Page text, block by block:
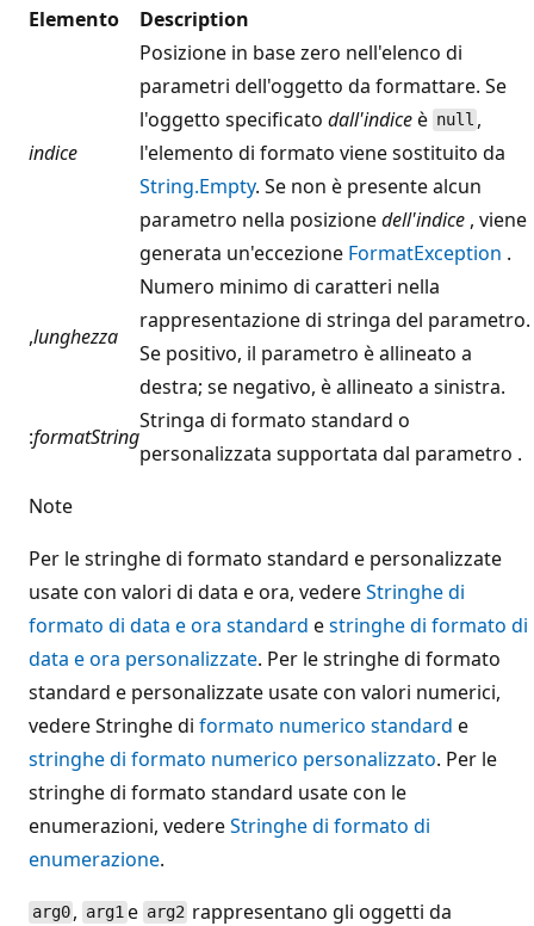
Elemento
Description
indice
Posizione in base zero nell'elenco di
parametri dell'oggetto da formattare. Se
l'oggetto specificato dall'indiceè null ,
l'elemento di formato viene sostituito da
String.Empty. Se non è presente alcun
parametro nella posizionedell'indice , viene
generata un'eccezione FormatException .
,lunghezza
Numero minimo di caratteri nella
rappresentazione di stringa del parametro.
Se positivo, il parametro è allineato a
destra; se negativo, è allineato a sinistra.
:formatString
Stringa di formato standard o
personalizzata supportata dal parametro .
Note
Per le stringhe di formato standard e personalizzate
usate con valori di data e ora, vedereStringhe di
formato di data e ora standard estringhe di formato di
data e ora personalizzate. Per le stringhe di formato
standard e personalizzate usate con valori numerici,
vedere Stringhe di formato numerico standard e
stringhe di formato numerico personalizzato. Per le
stringhe di formato standard usate con le
enumerazioni, vedereStringhe di formato di
enumerazione.
arg0 , arg1e arg2 rappresentano gli oggetti da